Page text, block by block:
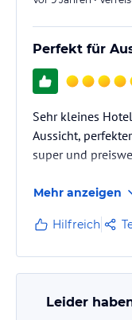
Perfekt für
Sehr kleines
Aussicht,
super und
Mehr anzeigen
Hilfreich
Leider